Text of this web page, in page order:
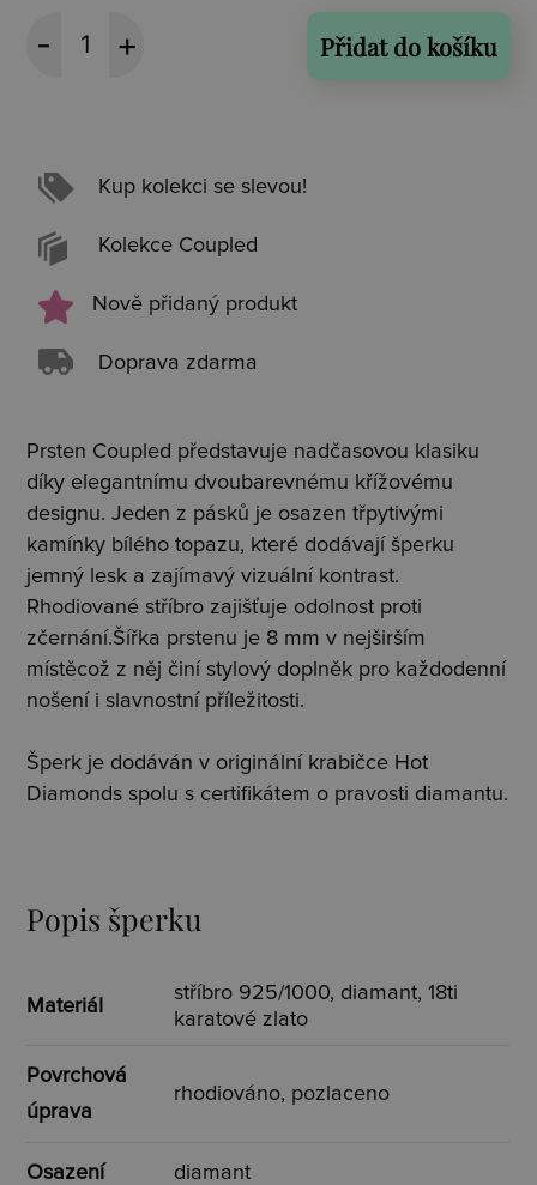
Přidat do košíku
Kup kolekci se slevou!
Kolekce Coupled
Nově přidaný produkt
Doprava zdarma
Prsten Coupled představuje nadčasovou klasiku
díky elegantnímu dvoubarevnému křížovému
designu. Jeden z pásků je osazen třpytivými
kamínky bílého topazu, které dodávají šperku
jemný lesk a zajímavý vizuální kontrast.
Rhodiované stříbro zajišťuje odolnost proti
zčernání.Šířka prstenu je 8 mm v nejširším
místěcož z něj činí stylový doplněk pro každodenní
nošení i slavnostní příležitosti.
Šperk je dodáván v originální krabičce Hot
Diamonds spolu s certifikátem o pravosti diamantu.
Popis šperku
Materiál
stříbro 925/1000, diamant, 18ti
karatové zlato
Povrchová
úprava
rhodiováno, pozlaceno
Osazení diamant